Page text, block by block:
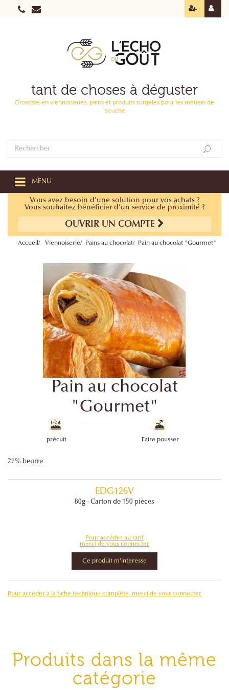
tant de choses à déguster
Grossiste en viennoiseries, pains et produits surgelés pour les métiers de
bouche
MENU
Vous avez besoin d’une solution pour vos achats ?
Vous souhaitez bénéficier d’un service de proximité ?
OUVRIR UN COMPTE
Accueil Viennoiserie Pains au chocolat Pain au chocolat "Gourmet"
Pain au chocolat
"Gourmet"
précuit Faire pousser
27% beurre
EDG126V
80g - Carton de 150 pièces
Pour accéder au tarif
merci de vous connecter
Ce produit m'interesse
Pour accéder à la fiche technique complète, merci de vous connecter
Produits dans la même
catégorie